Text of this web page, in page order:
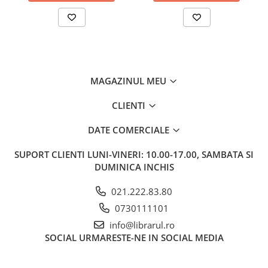
Memorii si jurnale
Moderna, contemporana
Filosofie
Alimentatie vegetariana
Arte si tehnici culinare
Bauturi si cocktailuri
MAGAZINUL MEU
CLIENTI
DATE COMERCIALE
SUPORT CLIENTI LUNI-VINERI: 10.00-17.00, SAMBATA SI
DUMINICA INCHIS
021.222.83.80
0730111101
info@librarul.ro
SOCIAL URMARESTE-NE IN SOCIAL MEDIA